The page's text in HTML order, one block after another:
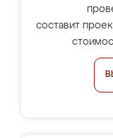
составит